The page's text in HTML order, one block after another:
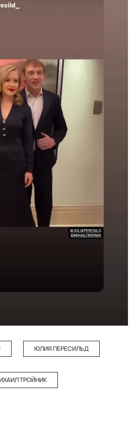
ЮЛИЯ ПЕРЕСИЛЬД
ТРОЙНИК